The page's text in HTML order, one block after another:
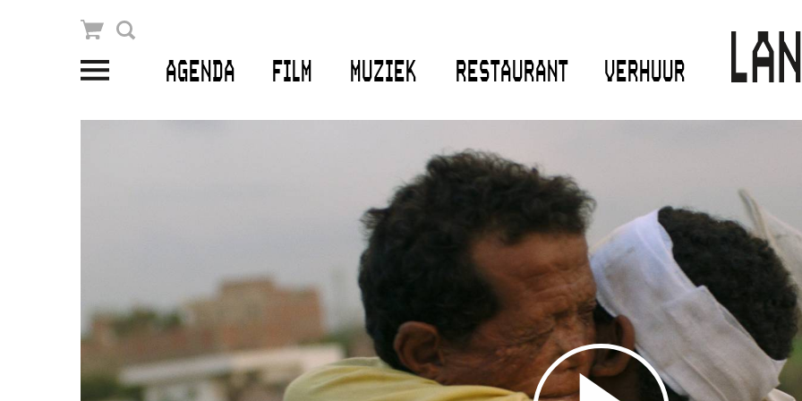
AGENDA FILM MUZIEK RESTAURANT VERHUUR
Winkelmandje
PLAN JE BEZOEK
EDUCATIE
Schoolvoorstellingen
Filmprogramma’s Primair Onderwijs